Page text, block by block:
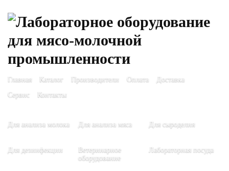
Главная Каталог Производители Оплата
Доставка
Сервис
Контакты
Для анализа молока Для анализа мяса Для сыроделия
Для дезинфекции
Ветеринарное
оборудование
Лабораторная посуда